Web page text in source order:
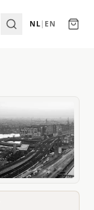
NL| EN